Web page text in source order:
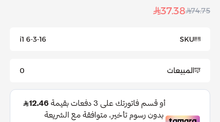
74.75
37.38
SKU
i1 6-3-16
المبيعات 0